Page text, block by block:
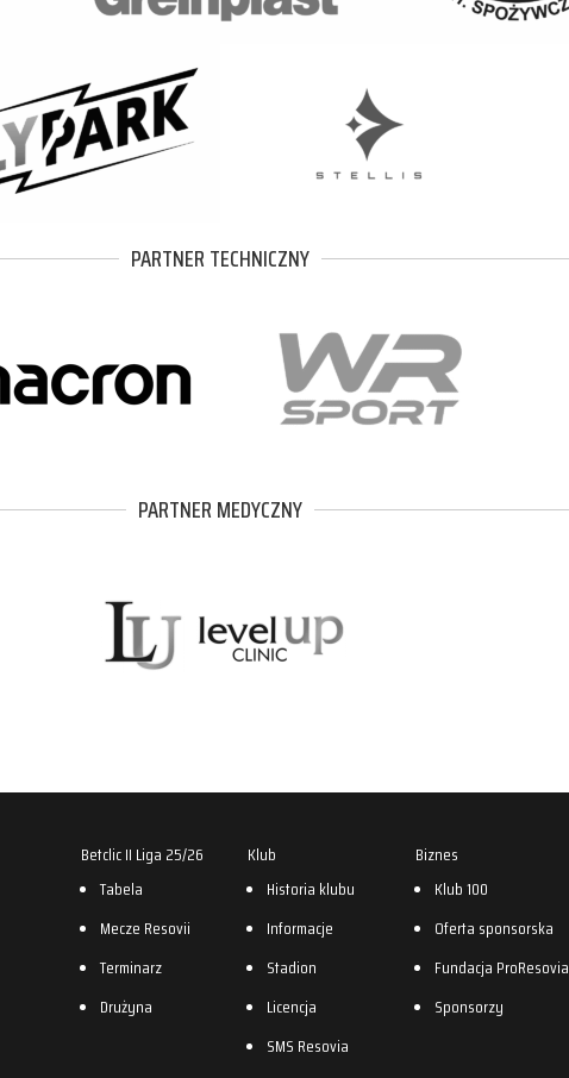
PARTNER TECHNICZNY
PARTNER MEDYCZNY
Betclic II Liga 25/26
Tabela
Mecze Resovii
Terminarz
Drużyna
Klub
Historia klubu
Informacje
Stadion
Licencja
SMS Resovia
Biznes
Klub 100
Oferta sponsorska
Fundacja ProResovia
Sponsorzy